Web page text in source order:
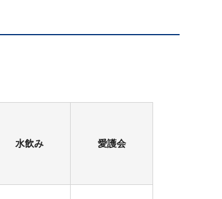
水飲み 愛護会